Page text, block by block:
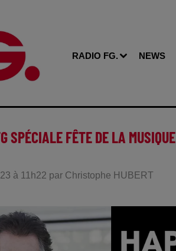
RADIO FG. NEWS
SPÉCIALE FÊTE DE LA MUSIQUE
à 11h22 par Christophe HUBERT